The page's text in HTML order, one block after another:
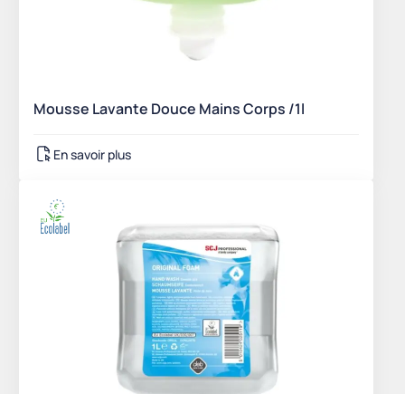
Mousse Lavante Douce Mains Corps /1l
En savoir plus